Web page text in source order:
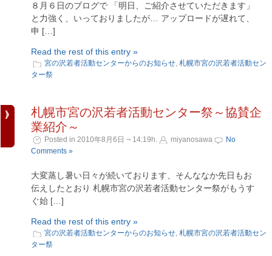
８月６日のブログで 「明日、ご紹介させていただきます」
と力強く、いっておりましたが… アップロードが遅れて、
申 […]
Read the rest of this entry »
宮の沢若者活動センターからのお知らせ, 札幌市宮の沢若者活動セン
ター祭
札幌市宮の沢若者活動センター祭～協賛企
業紹介～
Posted in 2010年8月6日 ¬ 14:19h. miyanosawa
No
Comments »
大変蒸し暑い日々が続いております、そんななか先日もお
伝えしたとおり 札幌市宮の沢若者活動センター祭がもうす
ぐ始 […]
Read the rest of this entry »
宮の沢若者活動センターからのお知らせ, 札幌市宮の沢若者活動セン
ター祭